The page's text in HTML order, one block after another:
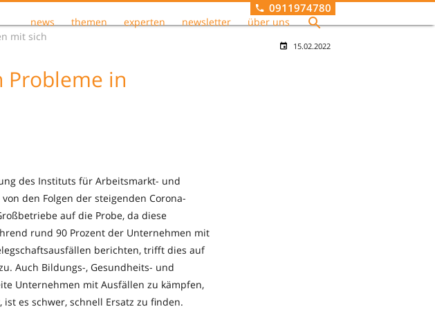
news themen experten newsletter über uns
0911974780
mit sich
15.02.2022
Probleme in
des Instituts für Arbeitsmarkt- und
den Folgen der steigenden Corona-
auf die Probe, da diese
rund 90 Prozent der Unternehmen mit
berichten, trifft dies auf
Auch Bildungs-, Gesundheits- und
Unternehmen mit Ausfällen zu kämpfen,
es schwer, schnell Ersatz zu finden.